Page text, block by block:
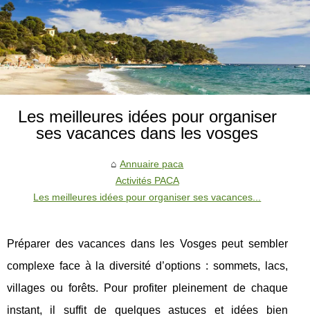
Les meilleures idées pour organiser
ses vacances dans les vosges
Annuaire paca
Activités PACA
Les meilleures idées pour organiser ses vacances...
Préparer des vacances dans les Vosges peut sembler
complexe face à la diversité d’options : sommets, lacs,
villages ou forêts. Pour profiter pleinement de chaque
instant, il suffit de quelques astuces et idées bien